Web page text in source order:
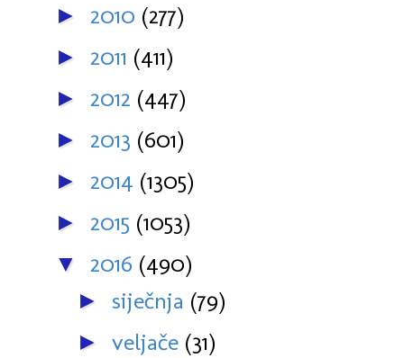
► 2010 (277)
► 2011 (411)
► 2012 (447)
► 2013 (601)
► 2014 (1305)
► 2015 (1053)
▼ 2016 (490)
► siječnja (79)
► veljače (31)